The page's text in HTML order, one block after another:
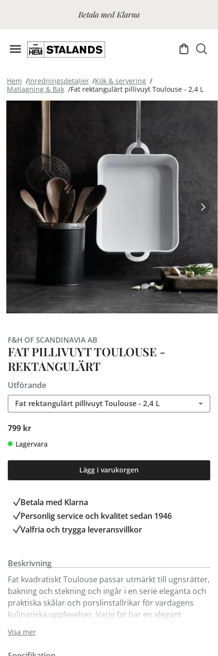
Betala med Klarna
Hem Inredningsdetaljer
Kök & servering
Matlagning & Bak
Fat rektangulärt pillivuyt Toulouse - 2,4 L
F&H OF SCANDINAVIA AB
FAT PILLIVUYT TOULOUSE -
REKTANGULÄRT
Utförande
Fat rektangulärt pillivuyt Toulouse - 2,4 L
799 kr
Lagervara
Lägg i varukorgen
Betala med Klarna
Personlig service och kvalitet sedan 1946
Valfria och trygga leveransvillkor
Beskrivning
Fat kvadratiskt Toulouse passar utmärkt till ugnsrätter,
bakning och stekning och ingår i en serie eleganta och
praktiska skålar och porslinstallrikar för vardagens
kulinariska upplevelser. Varje fat har en elegant
historia. Toulouse har livslång garanti på handtagen,
vilka har hämtat inspiration från ugnsluckorna i den
Visa mer